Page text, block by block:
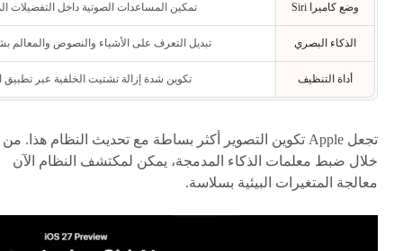
وضع كاميرا Siri تمكين المساعدات الصوتية داخل التفضيلات
الذكاء البصري تبديل التعرف على الأشياء والنصوص والمعالم
أداة التنظيف تكوين شدة إزالة تشتيت الخلفية عبر تطبيق
تجعل Apple تكوين التصوير أكثر بساطة مع تحديث النظام هذا. من
خلال ضبط معلمات الذكاء المدمجة، يمكن لمكتشف النظام الآن
معالجة المتغيرات البيئية بسلاسة.